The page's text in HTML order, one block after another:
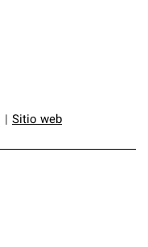
Sitio web